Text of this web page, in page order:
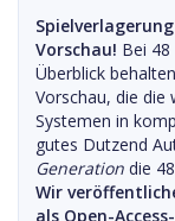
Vorschau! Bei
Überblick
Vorschau, die die
Systemen in
gutes Dutzend
Generation die
Wir
als Open-